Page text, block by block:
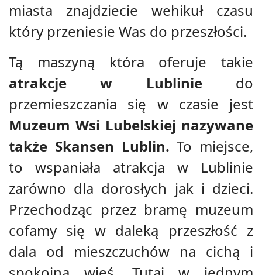
miasta znajdziecie wehikuł czasu
który przeniesie Was do przeszłości.
Tą maszyną która oferuje takie
atrakcje w Lubliniedo
przemieszczania się w czasie jest
Muzeum Wsi Lubelskiej nazywane
także Skansen Lublin. To miejsce,
to wspaniała atrakcja w Lublinie
zarówno dla dorosłych jak i dzieci.
Przechodząc przez bramę muzeum
cofamy się w daleką przeszłość z
dala od mieszczuchów na cichą i